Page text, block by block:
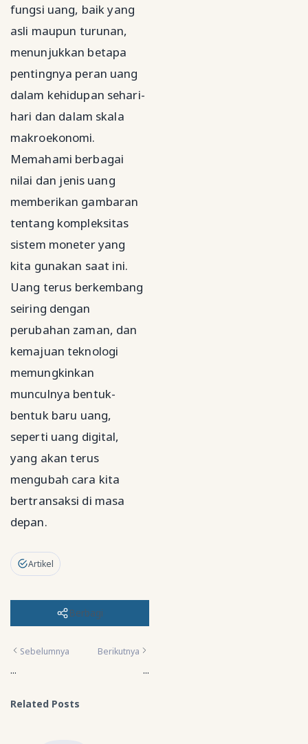
fungsi uang, baik yang
asli maupun turunan,
menunjukkan betapa
pentingnya peran uang
dalam kehidupan sehari-
hari dan dalam skala
makroekonomi.
Memahami berbagai
nilai dan jenis uang
memberikan gambaran
tentang kompleksitas
sistem moneter yang
kita gunakan saat ini.
Uang terus berkembang
seiring dengan
perubahan zaman, dan
kemajuan teknologi
memungkinkan
munculnya bentuk-
bentuk baru uang,
seperti uang digital,
yang akan terus
mengubah cara kita
bertransaksi di masa
depan.
Artikel
Berbagi
Sebelumnya
...
Berikutnya
...
Related Posts